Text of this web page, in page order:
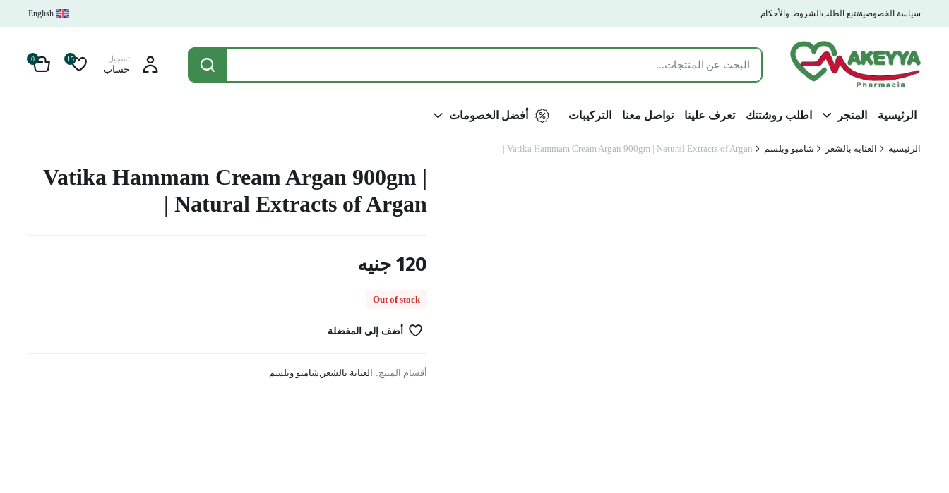
سياسة الخصوصيةتتبع الطلب الشروط والأحكام English
تسجيل
حساب
15
0
الرئيسية المتجر اطلب روشتتك تعرف علينا تواصل معنا التركيبات أفضل الخصومات
الرئيسية العناية بالشعر شامبو وبلسم Vatika Hammam Cream Argan 900gm | Natural Extracts of Argan |
Vatika Hammam Cream Argan 900gm |
Natural Extracts of Argan |
120 جنيه
Out of stock
أضف إلى المفضلة
أقسام المنتج: العناية بالشعر ,شامبو وبلسم